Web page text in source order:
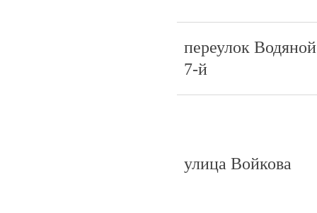
переулок Водяной
7-й
улица Войкова